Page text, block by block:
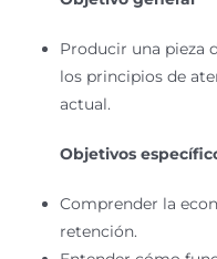
Producir una pieza
los principios de
actual.
Objetivos
Comprender la
retención.